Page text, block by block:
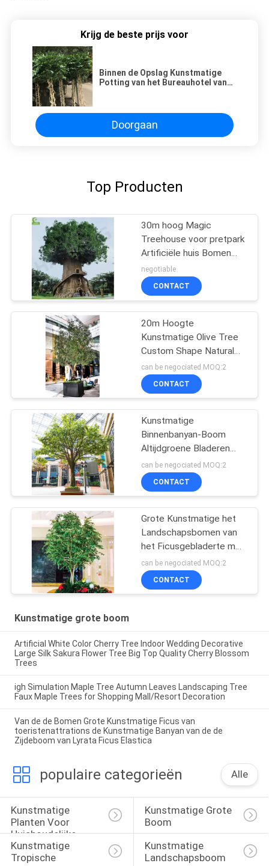
Krijg de beste prijs voor
Binnen de Opslag Kunstmatige
Potting van het Bureauhotel van
Winkelcomplex
Doorgaan
Top Producten
30m hoog Magic
Treehouse voor pretpark
Artificiële huis Bomen
van het leven Ontwerpen
voor afschrikking
negotiable
CONTACT
20m Hoogte
Kunstmatige Olive Tree
Custom Shape Natural
die Frabric-Bladeren
kijken
can be negociated MOQ:2
CONTACT
Kunstmatige
Binnenbanyan-Boom
Altijdgroene Bladeren
Geen Boom van
Waterfaux Geen
Ongedierteinstallaties
can be negociated MOQ:2
CONTACT
Grote Kunstmatige het
Landschapsbomen van
het Ficusgebladerte met
Weelderige Groene
Bladeren Geen Zonlicht
can be negociated MOQ:2
CONTACT
Kunstmatige grote boom
Artificial White Color Cherry Tree Indoor Wedding Decorative
Large Silk Sakura Flower Tree Big Top Quality Cherry Blossom
Trees
igh Simulation Maple Tree Autumn Leaves Landscaping Tree
Faux Maple Trees for Shopping Mall/Resort Decoration
Van de de Bomen Grote Kunstmatige Ficus van
toeristenattrations de Kunstmatige Banyan van de de
Zijdeboom van Lyrata Ficus Elastica
populaire categorieën Alle
Kunstmatige
Planten Voor
Huishoudelijke
Inrichting
Kunstmatige Grote
Boom
Kunstmatige
Tropische
Kunstmatige
Landschapsboom